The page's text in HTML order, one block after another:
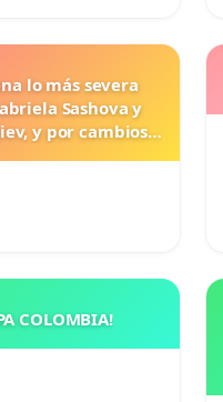
lo más severa
Sashova y
y por cambios
los crímenes
los animales.
COLOMBIA!